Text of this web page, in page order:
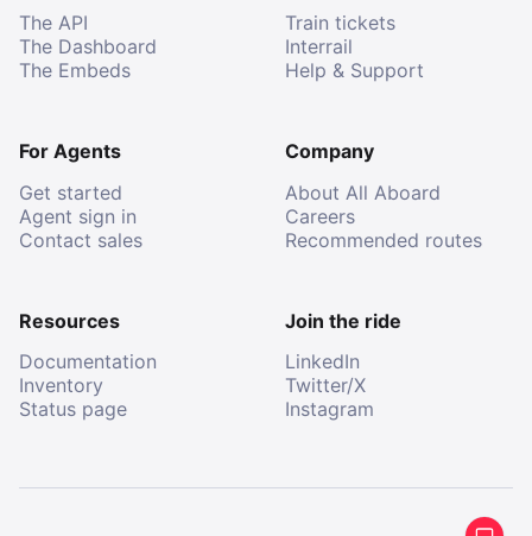
The API
The Dashboard
The Embeds
Train tickets
Interrail
Help & Support
For Agents
Get started
Agent sign in
Contact sales
Company
About All Aboard
Careers
Recommended routes
Resources
Documentation
Inventory
Status page
Join the ride
LinkedIn
Twitter/X
Instagram